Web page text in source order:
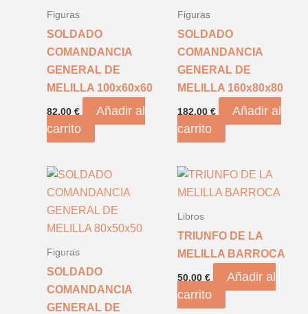
Figuras
SOLDADO
COMANDANCIA
GENERAL DE
MELILLA 100x60x60
82,00 €
Añadir al
carrito
Figuras
SOLDADO
COMANDANCIA
GENERAL DE
MELILLA 160x80x80
182,00 €
Añadir al
carrito
Figuras
SOLDADO
COMANDANCIA
GENERAL DE
Libros
TRIUNFO DE LA
MELILLA BARROCA
50,00 €
Añadir al
carrito